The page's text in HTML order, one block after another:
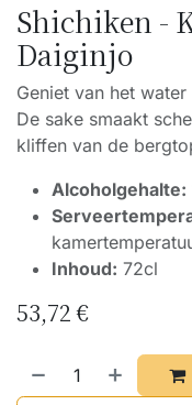
Shichiken -
Daiginjo
Geniet van het
De sake smaakt
kliffen van de
Alcoholgehalte:
Inhoud: 72cl
53,72€